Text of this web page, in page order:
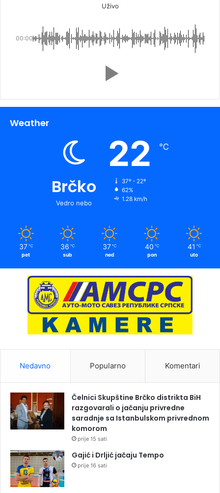
Uživo
00:00
Weather
Brčko
Vedro nebo
22 ℃
37º - 22º
62%
1.28 km/h
37 ℃
pet
36 ℃
sub
37 ℃
ned
40 ℃
pon
41 ℃
uto
Nedavno Popularno Komentari
Čelnici Skupštine Brčko distrikta BiH
razgovarali o jačanju privredne
saradnje sa Istanbulskom privrednom
komorom
prije 15 sati
Gajić i Drljić jačaju Tempo
prije 16 sati